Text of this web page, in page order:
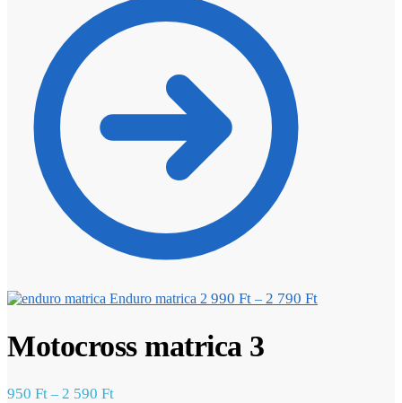
Enduro matrica 2 990 Ft – 2 790 Ft
Motocross matrica 3
950 Ft – 2 590 Ft